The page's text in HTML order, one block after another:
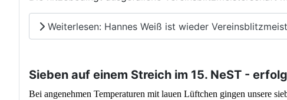
Weiterlesen: Hannes Weiß ist wieder
Sieben auf einem Streich im 15. NeST -
Bei angenehmen Temperaturen mit lauen Lüftchen gingen unsere